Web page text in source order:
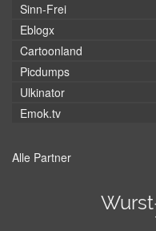
Sinn-Frei
Eblogx
Cartoonland
Picdumps
Ulkinator
Emok.tv
Alle Partner